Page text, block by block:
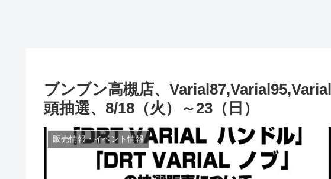
ブンブン高槻店、
頭抽選、8/18（火）～23（日）
販売情報・イベント情報